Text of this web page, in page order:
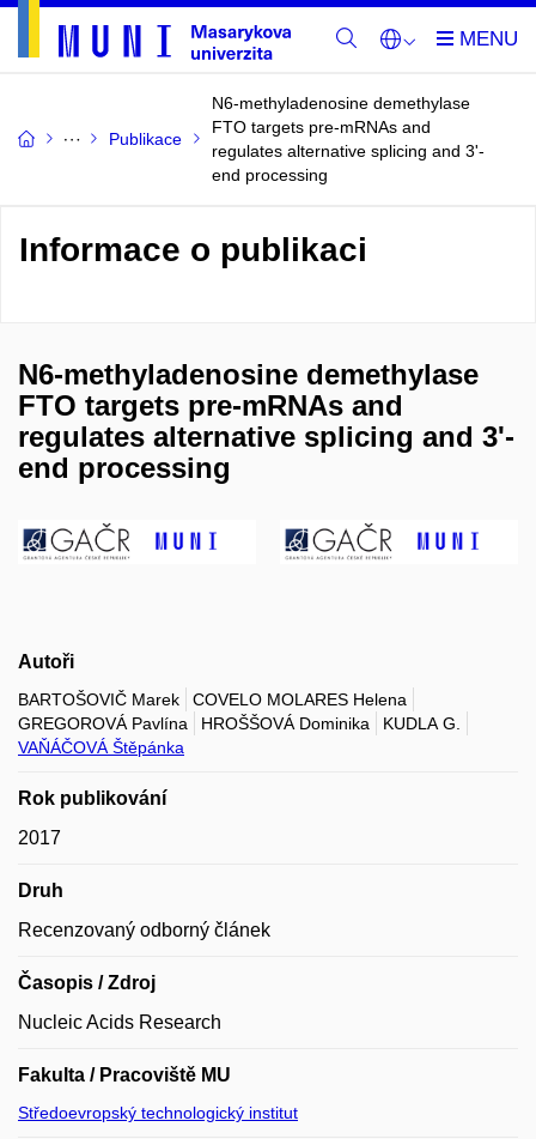
Publikace
N6-methyladenosine demethylase
FTO targets pre-mRNAs and
regulates alternative splicing and 3'-
end processing
Informace o publikaci
N6-methyladenosine demethylase
FTO targets pre-mRNAs and
regulates alternative splicing and 3'-
end processing
Autoři
BARTOŠOVIČ Marek
COVELO MOLARES Helena
GREGOROVÁ Pavlína
HROŠŠOVÁ Dominika
KUDLA G.
VAŇÁČOVÁ Štěpánka
Rok publikování
2017
Druh
Recenzovaný odborný článek
Časopis / Zdroj
Nucleic Acids Research
Fakulta / Pracoviště MU
Středoevropský technologický institut